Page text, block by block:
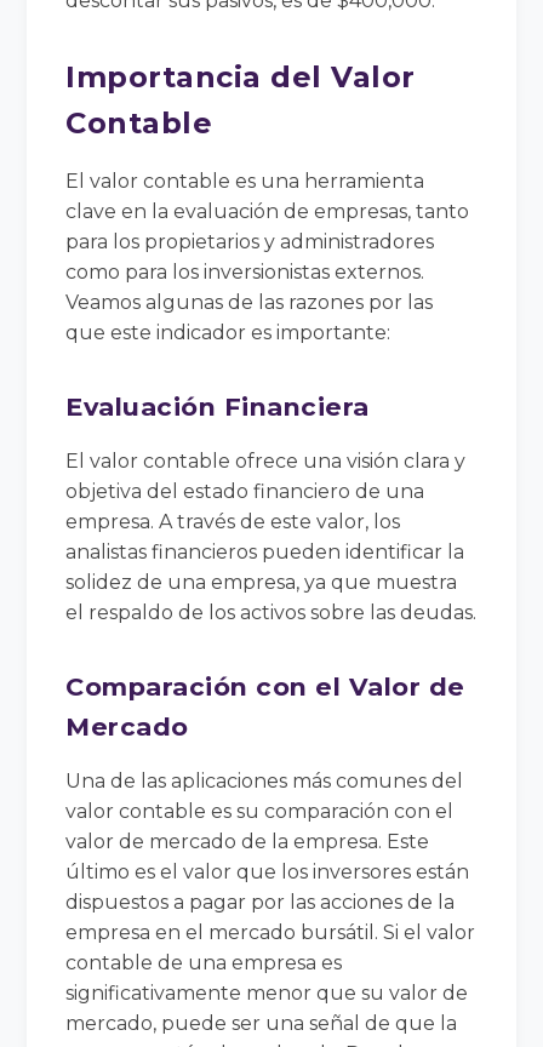
Importancia del Valor
Contable
El valor contable es una herramienta
clave en la evaluación de empresas, tanto
para los propietarios y administradores
como para los inversionistas externos.
Veamos algunas de las razones por las
que este indicador es importante:
Evaluación Financiera
El valor contable ofrece una visión clara y
objetiva del estado financiero de una
empresa. A través de este valor, los
analistas financieros pueden identificar la
solidez de una empresa, ya que muestra
el respaldo de los activos sobre las deudas.
Comparación con el Valor de
Mercado
Una de las aplicaciones más comunes del
valor contable es su comparación con el
valor de mercado de la empresa. Este
último es el valor que los inversores están
dispuestos a pagar por las acciones de la
empresa en el mercado bursátil. Si el valor
contable de una empresa es
significativamente menor que su valor de
mercado, puede ser una señal de que la